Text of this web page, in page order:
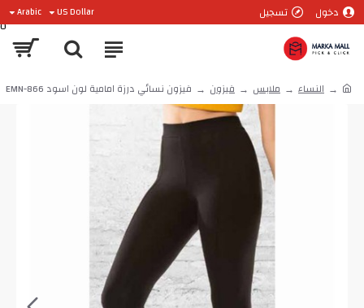
دخول تسجيل US Dollar
Arabic
0
النساء ملابس فيزون فيزون نسائي درزة امامية لون اسود EMN-866